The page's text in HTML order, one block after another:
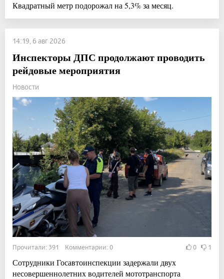
Квадратный метр подорожал на 5,3% за месяц.
14:19, 6 авг 2026
Инспекторы ДПС продолжают проводить
рейдовые мероприятия
Новости
Прочитали: 391 Комментарии: 0 0 1
Сотрудники Госавтоинспекции задержали двух
несовершеннолетних водителей мототранспорта